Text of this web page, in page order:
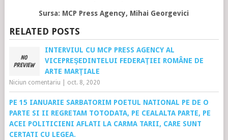
Sursa: MCP Press Agency, Mihai Georgevici
RELATED POSTS
INTERVIUL CU MCP PRESS AGENCY AL
VICEPREŞEDINTELUI FEDERAŢIEI ROMÂNE DE
ARTE MARŢIALE
Niciun comentariu oct. 8, 2020
PE 15 IANUARIE SARBATORIM POETUL NATIONAL PE DE O
PARTE SI II REGRETAM TOTODATA, PE CEALALTA PARTE, PE
ACEI POLITICIENI AFLATI LA CARMA TARII, CARE SUNT
CERTATI CU LEGEA.